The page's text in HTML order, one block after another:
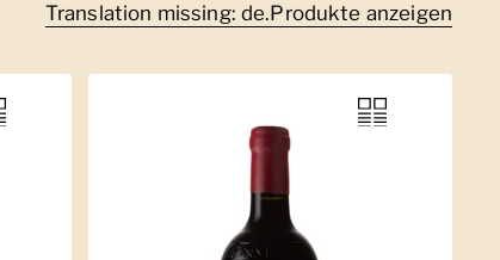
Translation missing: de.Produkte anzeigen